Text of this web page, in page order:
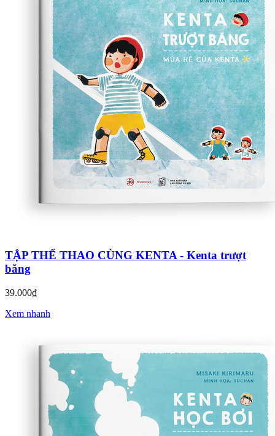
TẬP THỂ THAO CÙNG KENTA - Kenta trượt
băng
39.000₫
Xem nhanh